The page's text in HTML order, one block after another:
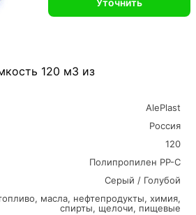
120 м3 из
AlePlast
Россия
120
Полипропилен PP-C
Серый / Голубой
масла, нефтепродукты, химия,
спирты, щелочи, пищевые
Уточнить